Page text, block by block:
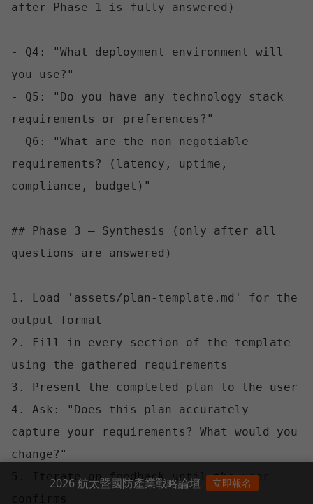
after Phase 1 is fully answered)
- Q4: "What deployment environment will
you use?"
- Q5: "Do you have any technology stack
requirements or preferences?"
- Q6: "What are the non-negotiable
requirements? (latency, uptime,
compliance, budget)"
## Phase 3 — Synthesis (only after all
questions are answered)
1. Load 'assets/plan-template.md' for the
output format
2. Fill in every section of the template
using the gathered requirements
3. Present the completed plan to the user
4. Ask: "Does this plan accurately
capture your requirements? What would you
change?"
5. Iterate on feedback until the user
2026 航太暨國防產業戰略論壇 立即報名